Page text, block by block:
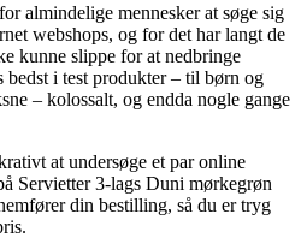
almindelige mennesker at søge sig
webshops, og for det har langt de
kunne slippe for at nedbringe
bedst i test produkter – til børn og
– kolossalt, og endda nogle gange
at undersøge et par online
Servietter 3-lags Duni mørkegrøn
din bestilling, så du er tryg